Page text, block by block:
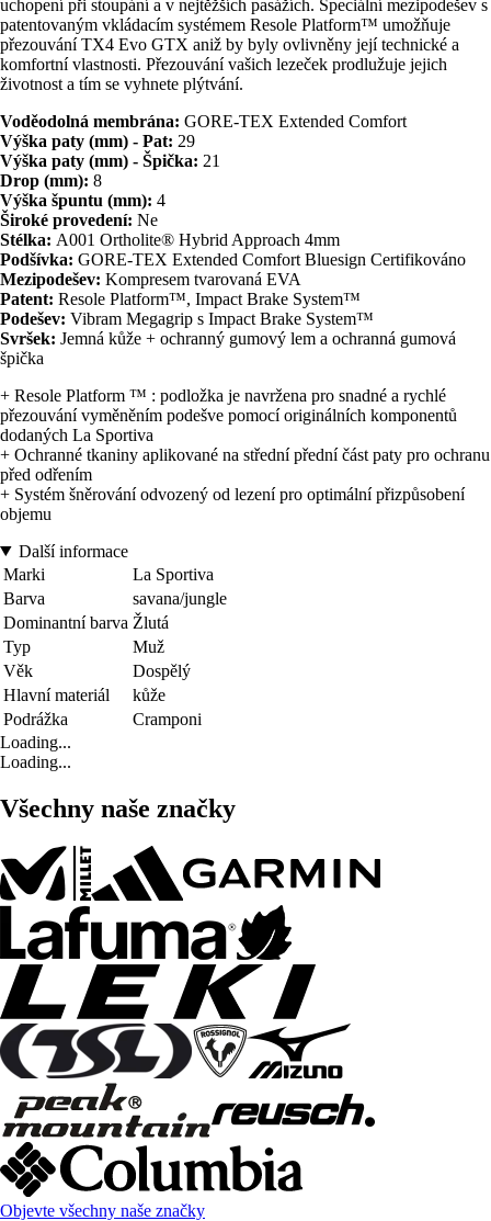
uchopení při stoupání a v nejtěžších pasážích. Speciální mezipodešev s
patentovaným vkládacím systémem Resole Platform™ umožňuje
přezouvání TX4 Evo GTX aniž by byly ovlivněny její technické a
komfortní vlastnosti. Přezouvání vašich lezeček prodlužuje jejich
životnost a tím se vyhnete plýtvání.
Voděodolná membrána: GORE-TEX Extended Comfort
Výška paty (mm) - Pat: 29
Výška paty (mm) - Špička: 21
Drop (mm): 8
Výška špuntu (mm): 4
Široké provedení: Ne
Stélka: A001 Ortholite® Hybrid Approach 4mm
Podšívka: GORE-TEX Extended Comfort Bluesign Certifikováno
Mezipodešev: Kompresem tvarovaná EVA
Patent: Resole Platform™, Impact Brake System™
Podešev: Vibram Megagrip s Impact Brake System™
Svršek: Jemná kůže + ochranný gumový lem a ochranná gumová
špička
+ Resole Platform ™ : podložka je navržena pro snadné a rychlé
přezouvání vyměněním podešve pomocí originálních komponentů
dodaných La Sportiva
+ Ochranné tkaniny aplikované na střední přední část paty pro ochranu
před odřením
+ Systém šněrování odvozený od lezení pro optimální přizpůsobení
objemu
Další informace
Marki
La Sportiva
Barva
savana/jungle
Dominantní barva Žlutá
Typ
Muž
Věk
Dospělý
Hlavní materiál
kůže
Podrážka
Cramponi
Loading...
Loading...
Všechny naše značky
Objevte všechny naše značky